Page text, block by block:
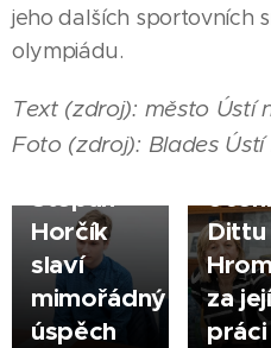
jeho dalších sportovních
olympiádu.
Text (zdroj): město Ústí
Foto (zdroj): Blades
ÚSTÍ NAD
LABEM |
Talentovaný
student
Štěpán
Horčík
slaví
mimořádný
úspěch
ÚSTÍ
Dittu
za její
práci